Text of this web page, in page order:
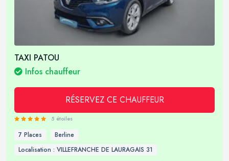
TAXI PATOU
Infos chauffeur
RÉSERVEZ CE CHAUFFEUR
5 étoiles
7 Places
Berline
Localisation : VILLEFRANCHE DE LAURAGAIS 31